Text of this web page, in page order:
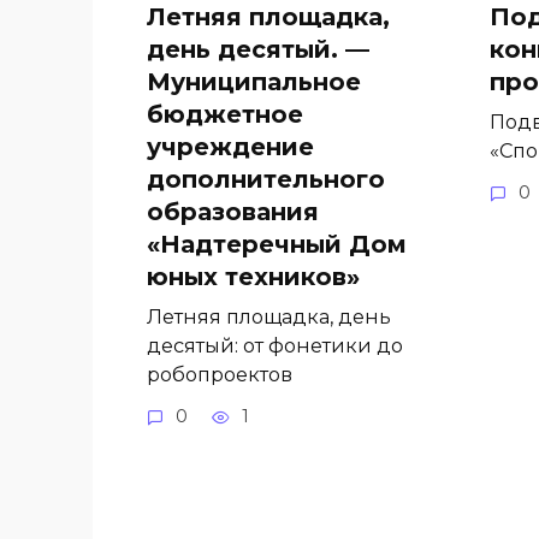
Летняя площадка,
день десятый. —
Муниципальное
бюджетное
учреждение
дополнительного
образования
«Надтеречный Дом
юных техников»
Летняя площадка, день
десятый: от фонетики до
робопроектов
0 1
0